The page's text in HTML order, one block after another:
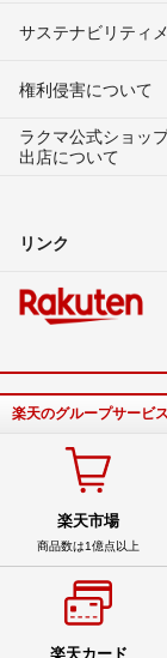
サステナビリティ
権利侵害について
ラクマ公式ショッ
出店について
リンク
楽天のグループサービス
楽天市場
商品数は1億点以上
楽天カード